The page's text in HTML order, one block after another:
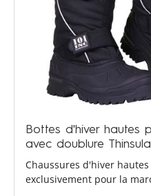
Bottes d'hiver hautes
avec doublure
Chaussures d'hiver hautes
exclusivement pour la